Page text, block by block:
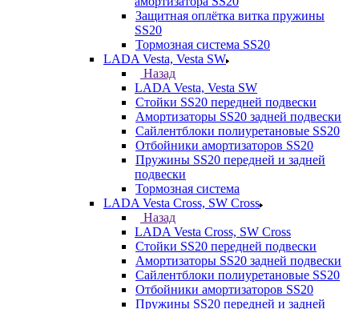
Защитная оплётка витка пружины
SS20
Тормозная система SS20
LADA Vesta, Vesta SW
Назад
LADA Vesta, Vesta SW
Стойки SS20 передней подвески
Амортизаторы SS20 задней подвески
Сайлентблоки полиуретановые SS20
Отбойники амортизаторов SS20
Пружины SS20 передней и задней
подвески
Тормозная система
LADA Vesta Cross, SW Cross
Назад
LADA Vesta Cross, SW Cross
Стойки SS20 передней подвески
Амортизаторы SS20 задней подвески
Сайлентблоки полиуретановые SS20
Отбойники амортизаторов SS20
Пружины SS20 передней и задней